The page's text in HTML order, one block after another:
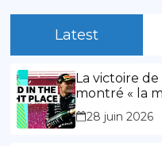
Latest
La victoire de
montré « la
l’expérience »
00:02:03La
28 juin 2026